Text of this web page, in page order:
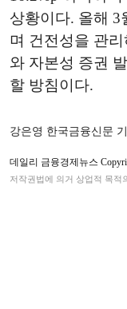
상황이다. 올해 3
며 건전성을 관
와 자본성 증권
할 방침이다.
강은영 한국금융신문
데일리 금융경제뉴스
저작권법에 의거 상업적 목적